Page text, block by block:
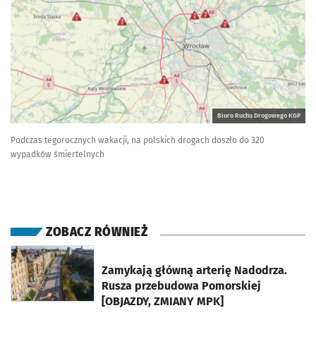
Biuro Ruchu Drogowego KGP
Podczas tegorocznych wakacji, na polskich drogach doszło do 320
wypadków śmiertelnych
ZOBACZ RÓWNIEŻ
Zamykają główną arterię Nadodrza.
Rusza przebudowa Pomorskiej
[OBJAZDY, ZMIANY MPK]
otworzy się w nowej karcie